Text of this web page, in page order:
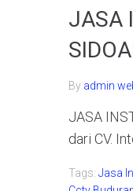
JASA
By admin
JASA
dari CV.
Tags: Jasa